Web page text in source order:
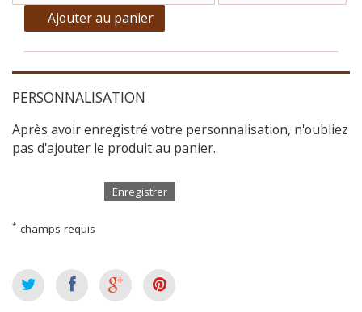
Ajouter au panier
PERSONNALISATION
Après avoir enregistré votre personnalisation, n'oubliez
pas d'ajouter le produit au panier.
Enregistrer
* champs requis